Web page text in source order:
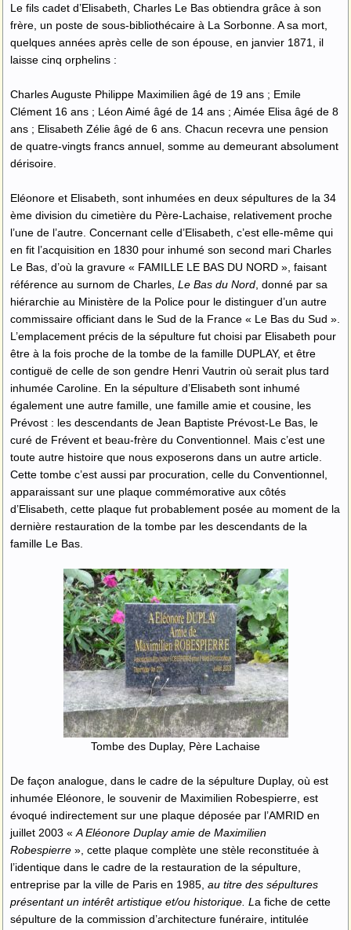
Le fils cadet d’Elisabeth, Charles Le Bas obtiendra grâce à son
frère, un poste de sous-bibliothécaire à La Sorbonne. A sa mort,
quelques années après celle de son épouse, en janvier 1871, il
laisse cinq orphelins :
Charles Auguste Philippe Maximilien âgé de 19 ans ; Emile
Clément 16 ans ; Léon Aimé âgé de 14 ans ; Aimée Elisa âgé de 8
ans ; Elisabeth Zélie âgé de 6 ans. Chacun recevra une pension
de quatre-vingts francs annuel, somme au demeurant absolument
dérisoire.
Eléonore et Elisabeth, sont inhumées en deux sépultures de la 34
ème division du cimetière du Père-Lachaise, relativement proche
l’une de l’autre. Concernant celle d’Elisabeth, c’est elle-même qui
en fit l’acquisition en 1830 pour inhumé son second mari Charles
Le Bas, d’où la gravure « FAMILLE LE BAS DU NORD », faisant
référence au surnom de Charles, Le Bas du Nord, donné par sa
hiérarchie au Ministère de la Police pour le distinguer d’un autre
commissaire officiant dans le Sud de la France « Le Bas du Sud ».
L’emplacement précis de la sépulture fut choisi par Elisabeth pour
être à la fois proche de la tombe de la famille DUPLAY, et être
contiguë de celle de son gendre Henri Vautrin où serait plus tard
inhumée Caroline. En la sépulture d’Elisabeth sont inhumé
également une autre famille, une famille amie et cousine, les
Prévost : les descendants de Jean Baptiste Prévost-Le Bas, le
curé de Frévent et beau-frère du Conventionnel. Mais c’est une
toute autre histoire que nous exposerons dans un autre article.
Cette tombe c’est aussi par procuration, celle du Conventionnel,
apparaissant sur une plaque commémorative aux côtés
d’Elisabeth, cette plaque fut probablement posée au moment de la
dernière restauration de la tombe par les descendants de la
famille Le Bas.
Tombe des Duplay, Père Lachaise
De façon analogue, dans le cadre de la sépulture Duplay, où est
inhumée Eléonore, le souvenir de Maximilien Robespierre, est
évoqué indirectement sur une plaque déposée par l’AMRID en
juillet 2003 « A Eléonore Duplay amie de Maximilien
Robespierre», cette plaque complète une stèle reconstituée à
l’identique dans le cadre de la restauration de la sépulture,
entreprise par la ville de Paris en 1985, au titre des sépultures
présentant un intérêt artistique et/ou historique. L a fiche de cette
sépulture de la commission d’architecture funéraire, intitulée